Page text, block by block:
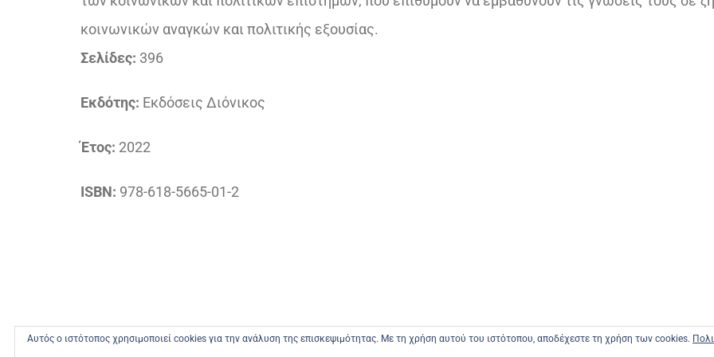
κοινωνικών αναγκών και πολιτικής εξουσίας.
Σελίδες: 396
Εκδότης: Εκδόσεις Διόνικος
Έτος: 2022
ISBN: 978-618-5665-01-2
Αυτός ο ιστότοπος χρησιμοποιεί cookies για την ανάλυση της επισκεψιμότητας. Με τη χρήση αυτού του ιστότοπου, αποδέχεστε τη χρήση των cookies.